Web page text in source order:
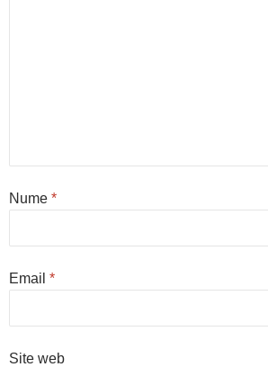
Nume *
Email *
Site web